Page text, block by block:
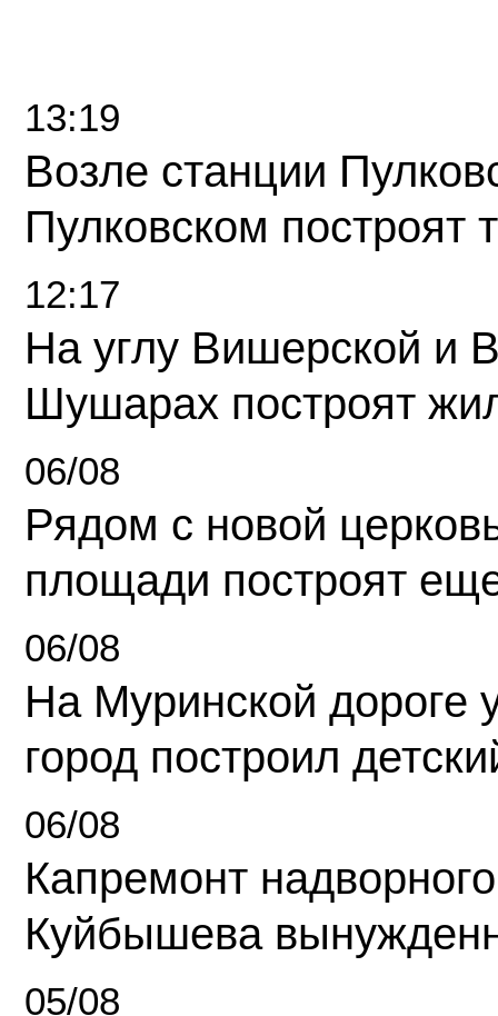
13:19
Возле станции
Пулковском построят
12:17
На углу Вишерской и
Шушарах построят
06/08
Рядом с новой
площади построят
06/08
На Муринской дороге
город построил
06/08
Капремонт
Куйбышева
05/08